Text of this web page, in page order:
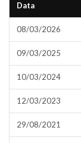
Data
08/03/2026
09/03/2025
10/03/2024
12/03/2023
29/08/2021